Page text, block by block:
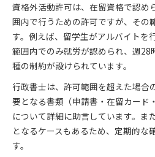
資格外活動許可は、在留資格で認め
囲内で行うための許可ですが、その
す。例えば、留学生がアルバイトを
範囲内でのみ就労が認められ、週
種の制約が設けられています。
行政書士は、許可範囲を超えた場合
要となる書類（申請書・在留カード
について詳細に助言しています。ま
となるケースもあるため、定期的な
す。